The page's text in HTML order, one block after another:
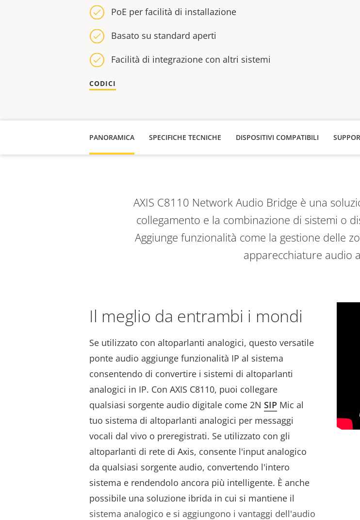
PoE per facilità di installazione
Basato su standard aperti
Facilità di integrazione con altri sistemi
CODICI
PANORAMICA SPECIFICHE TECNICHE DISPOSITIVI COMPATIBILI
AXIS C8110 Network Audio Bridge è una
collegamento e la combinazione di sistemi o
Aggiunge funzionalità come la gestione delle
apparecchiature audio
Il meglio da entrambi i mondi
Se utilizzato con altoparlanti analogici, questo versatile
ponte audio aggiunge funzionalità IP al sistema
consentendo di convertire i sistemi di altoparlanti
analogici in IP. Con AXIS C8110, puoi collegare
qualsiasi sorgente audio digitale come 2N SIP Mic al
tuo sistema di altoparlanti analogici per messaggi
vocali dal vivo o preregistrati. Se utilizzato con gli
altoparlanti di rete di Axis, consente l'input analogico
da qualsiasi sorgente audio, convertendo l'intero
sistema e rendendolo ancora più intelligente. È anche
possibile una soluzione ibrida in cui si mantiene il
sistema analogico e si aggiungono i vantaggi dell'audio